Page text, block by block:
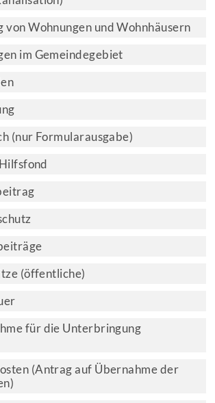
von Wohnungen und Wohnhäusern
im Gemeindegebiet
(nur Formularausgabe)
(öffentliche)
für die Unterbringung
(Antrag auf Übernahme der